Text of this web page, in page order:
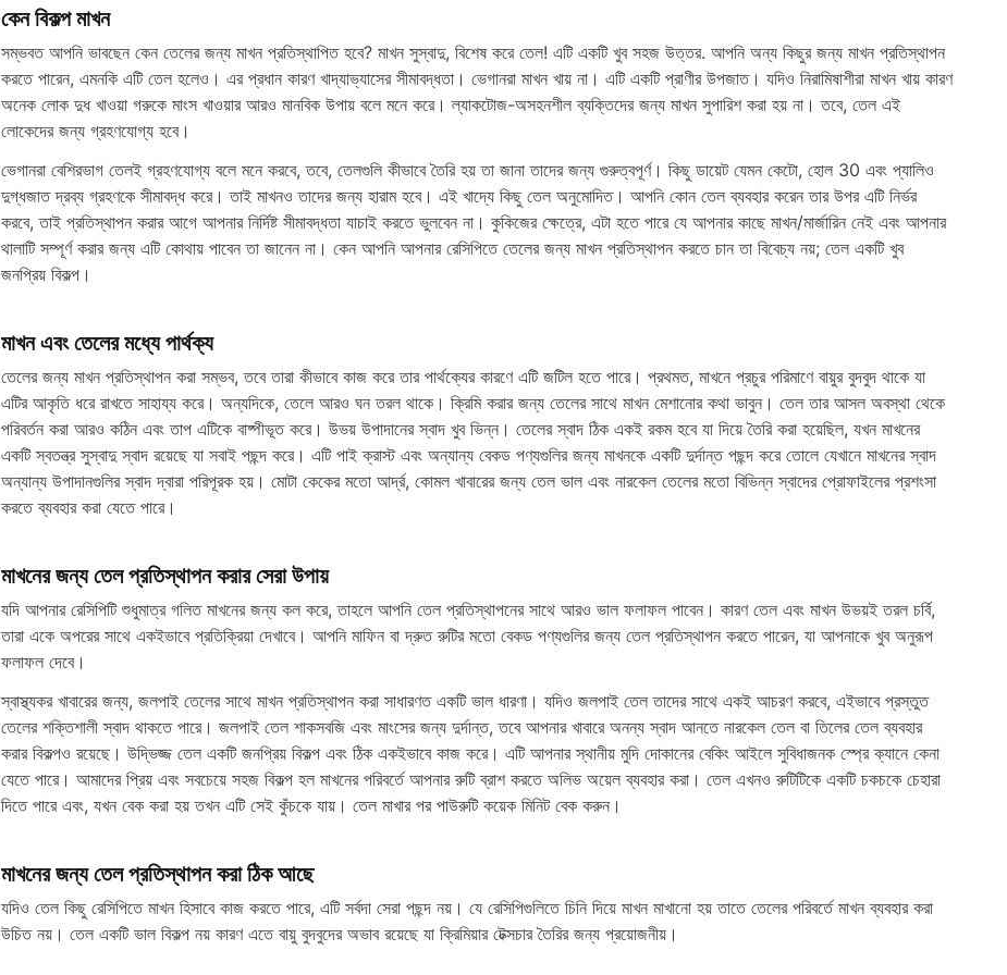
o
কেন বিকল্প মাখন
সম্ভবত আপনি ভাবছেন কেন তেলের জন্য মাখন প্রতিস্থাপিত হবে? মাখন সুস্বাদু, বিশেষ করে তেল! এটি একটি খুব সহজ উত্তর. আপনি অন্য কিছুর জন্য মাখন প্রতিস্থাপন
করতে পারেন, এমনকি এটি তেল হলেও। এর প্রধান কারণ খাদ্যাভ্যাসের সীমাবদ্ধতা। ভেগানরা মাখন খায় না। এটি একটি প্রাণীর উপজাত। যদিও নিরামিষাশীরা মাখন খায় কারণ
অনেক লোক দুধ খাওয়া গরুকে মাংস খাওয়ার আরও মানবিক উপায় বলে মনে করে। ল্যাকটোজ-অসহনশীল ব্যক্তিদের জন্য মাখন সুপারিশ করা হয় না। তবে, তেল এই
লোকেদের জন্য গ্রহণযোগ্য হবে।
ভেগানরা বেশিরভাগ তেলই গ্রহণযোগ্য বলে মনে করবে, তবে, তেলগুলি কীভাবে তৈরি হয় তা জানা তাদের জন্য গুরুত্বপূর্ণ। কিছু ডায়েট যেমন কেটো, হোল 30 এবং প্যালিও
দুগ্ধজাত দ্রব্য গ্রহণকে সীমাবদ্ধ করে। তাই মাখনও তাদের জন্য হারাম হবে। এই খাদ্যে কিছু তেল অনুমোদিত। আপনি কোন তেল ব্যবহার করেন তার উপর এটি নির্ভর
করবে, তাই প্রতিস্থাপন করার আগে আপনার নির্দিষ্ট সীমাবদ্ধতা যাচাই করতে ভুলবেন না। কুকিজের ক্ষেত্রে, এটা হতে পারে যে আপনার কাছে মাখন/মার্জারিন নেই এবং আপনার
থালাটি সম্পূর্ণ করার জন্য এটি কোথায় পাবেন তা জানেন না। কেন আপনি আপনার রেসিপিতে তেলের জন্য মাখন প্রতিস্থাপন করতে চান তা বিবেচ্য নয়; তেল একটি খুব
জনপ্রিয় বিকল্প।
মাখন এবং তেলের মধ্যে পার্থক্য
তেলের জন্য মাখন প্রতিস্থাপন করা সম্ভব, তবে তারা কীভাবে কাজ করে তার পার্থক্যের কারণে এটি জটিল হতে পারে। প্রথমত, মাখনে প্রচুর পরিমাণে বায়ুর বুদবুদ থাকে যা
এটির আকৃতি ধরে রাখতে সাহায্য করে। অন্যদিকে, তেলে আরও ঘন তরল থাকে। ক্রিমি করার জন্য তেলের সাথে মাখন মেশানোর কথা ভাবুন। তেল তার আসল অবস্থা থেকে
পরিবর্তন করা আরও কঠিন এবং তাপ এটিকে বাষ্পীভূত করে। উভয় উপাদানের স্বাদ খুব ভিন্ন। তেলের স্বাদ ঠিক একই রকম হবে যা দিয়ে তৈরি করা হয়েছিল, যখন মাখনের
একটি স্বতন্ত্র সুস্বাদু স্বাদ রয়েছে যা সবাই পছন্দ করে। এটি পাই ক্রাস্ট এবং অন্যান্য বেকড পণ্যগুলির জন্য মাখনকে একটি দুর্দান্ত পছন্দ করে তোলে যেখানে মাখনের স্বাদ
অন্যান্য উপাদানগুলির স্বাদ দ্বারা পরিপূরক হয়। মোটা কেকের মতো আর্দ্র, কোমল খাবারের জন্য তেল ভাল এবং নারকেল তেলের মতো বিভিন্ন স্বাদের প্রোফাইলের প্রশংসা
করতে ব্যবহার করা যেতে পারে।
মাখনের জন্য তেল প্রতিস্থাপন করার সেরা উপায়
যদি আপনার রেসিপিটি শুধুমাত্র গলিত মাখনের জন্য কল করে, তাহলে আপনি তেল প্রতিস্থাপনের সাথে আরও ভাল ফলাফল পাবেন। কারণ তেল এবং মাখন উভয়ই তরল চর্বি,
তারা একে অপরের সাথে একইভাবে প্রতিক্রিয়া দেখাবে। আপনি মাফিন বা দ্রুত রুটির মতো বেকড পণ্যগুলির জন্য তেল প্রতিস্থাপন করতে পারেন, যা আপনাকে খুব অনুরূপ
ফলাফল দেবে।
স্বাস্থ্যকর খাবারের জন্য, জলপাই তেলের সাথে মাখন প্রতিস্থাপন করা সাধারণত একটি ভাল ধারণা। যদিও জলপাই তেল তাদের সাথে একই আচরণ করবে, এইভাবে প্রস্তুত
তেলের শক্তিশালী স্বাদ থাকতে পারে। জলপাই তেল শাকসবজি এবং মাংসের জন্য দুর্দান্ত, তবে আপনার খাবারে অনন্য স্বাদ আনতে নারকেল তেল বা তিলের তেল ব্যবহার
করার বিকল্পও রয়েছে। উদ্ভিজ্জ তেল একটি জনপ্রিয় বিকল্প এবং ঠিক একইভাবে কাজ করে। এটি আপনার স্থানীয় মুদি দোকানের বেকিং আইলে সুবিধাজনক স্প্রে ক্যানে কেনা
যেতে পারে। আমাদের প্রিয় এবং সবচেয়ে সহজ বিকল্প হল মাখনের পরিবর্তে আপনার রুটি ব্রাশ করতে অলিভ অয়েল ব্যবহার করা। তেল এখনও রুটিটিকে একটি চকচকে চেহারা
দিতে পারে এবং, যখন বেক করা হয় তখন এটি সেই কুঁচকে যায়। তেল মাখার পর পাউরুটি কয়েক মিনিট বেক করুন।
মাখনের জন্য তেল প্রতিস্থাপন করা ঠিক আছে
যদিও তেল কিছু রেসিপিতে মাখন হিসাবে কাজ করতে পারে, এটি সর্বদা সেরা পছন্দ নয়। যে রেসিপিগুলিতে চিনি দিয়ে মাখন মাখানো হয় তাতে তেলের পরিবর্তে মাখন ব্যবহার করা
উচিত নয়। তেল একটি ভাল বিকল্প নয় কারণ এতে বায়ু বুদবুদের অভাব রয়েছে যা ক্রিমিয়ার টেক্সচার তৈরির জন্য প্রয়োজনীয়।